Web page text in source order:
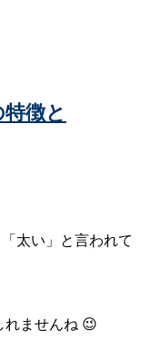
徴と
太い」と言われて
ませんね 😉